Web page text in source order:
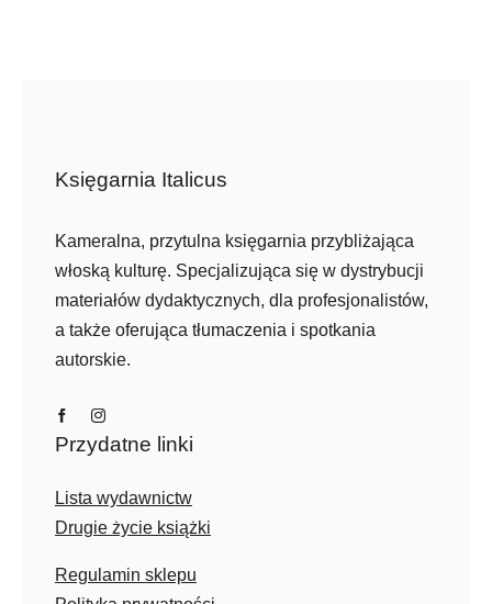
Księgarnia Italicus
Kameralna, przytulna księgarnia przybliżająca
włoską kulturę. Specjalizująca się w dystrybucji
materiałów dydaktycznych, dla profesjonalistów,
a także oferująca tłumaczenia i spotkania
autorskie.
Przydatne linki
Lista wydawnictw
Drugie życie książki
Regulamin sklepu